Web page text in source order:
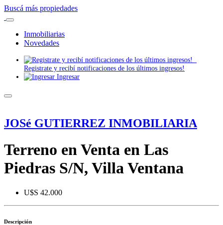
Buscá más propiedades
Inmobiliarias
Novedades
Registrate y recibí notificaciones de los últimos ingresos!
Ingresar
JOSé GUTIERREZ INMOBILIARIA
Terreno en Venta en Las
Piedras S/N, Villa Ventana
U$S 42.000
Descripción